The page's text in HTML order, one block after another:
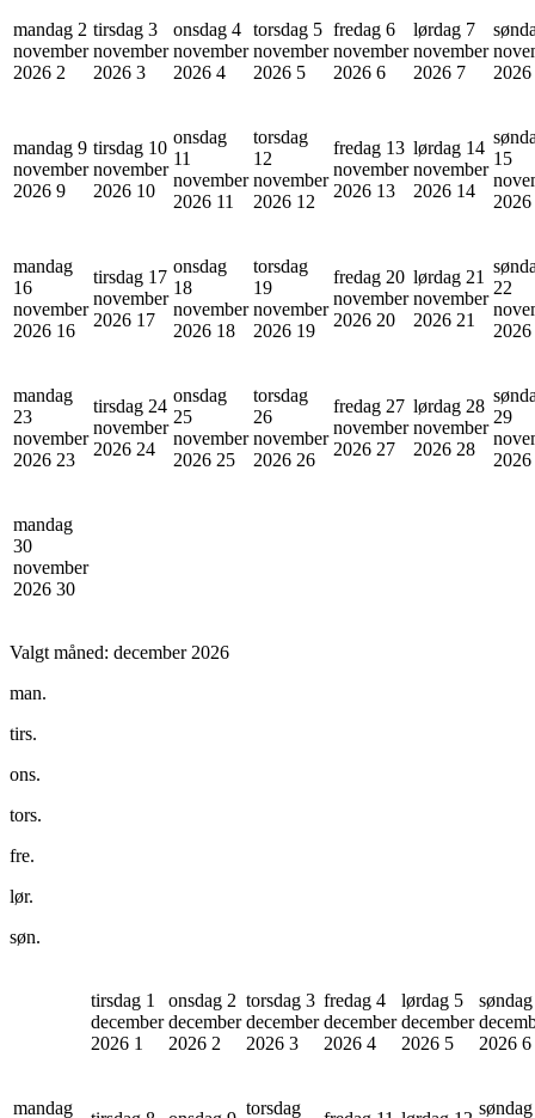
mandag 2
november
2026 2
tirsdag 3
november
2026 3
onsdag 4
november
2026 4
torsdag 5
november
2026 5
fredag 6
november
2026 6
lørdag 7
november
2026 7
2026
mandag 9
november
2026 9
tirsdag 10
november
2026 10
onsdag
11
november
2026 11
torsdag
12
november
2026 12
fredag 13
november
2026 13
lørdag 14
november
2026 14
15
2026
mandag
16
november
2026 16
tirsdag 17
november
2026 17
onsdag
18
november
2026 18
torsdag
19
november
2026 19
fredag 20
november
2026 20
lørdag 21
november
2026 21
22
2026
mandag
23
november
2026 23
tirsdag 24
november
2026 24
onsdag
25
november
2026 25
torsdag
26
november
2026 26
fredag 27
november
2026 27
lørdag 28
november
2026 28
29
2026
mandag
30
november
2026 30
Valgt måned: december 2026
man.
tirs.
ons.
tors.
fre.
lør.
søn.
tirsdag 1
december
2026 1
onsdag 2
december
2026 2
torsdag 3
december
2026 3
fredag 4
december
2026 4
lørdag 5
december
2026 5
2026 6
mandag torsdag søndag